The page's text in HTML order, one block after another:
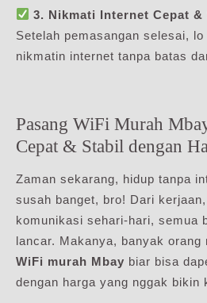
3. Nikmati Internet Cepat &
Setelah pemasangan selesai,
nikmatin internet tanpa batas
Pasang WiFi Murah
Cepat & Stabil dengan
Zaman sekarang, hidup tanpa
susah banget, bro! Dari
komunikasi sehari-hari, semua
lancar. Makanya, banyak orang
WiFi murah Mbay biar bisa
dengan harga yang nggak bikin